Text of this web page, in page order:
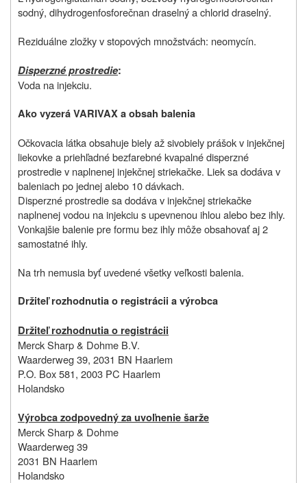
sodný, dihydrogenfosforečnan draselný a chlorid draselný.
Reziduálne zložky v stopových množstvách: neomycín.
Disperzné prostredie:
Voda na injekciu.
Ako vyzerá VARIVAX a obsah balenia
Očkovacia látka obsahuje biely až sivobiely prášok v injekčnej
liekovke a priehľadné bezfarebné kvapalné disperzné
prostredie v naplnenej injekčnej striekačke. Liek sa dodáva v
baleniach po jednej alebo 10 dávkach.
Disperzné prostredie sa dodáva v injekčnej striekačke
naplnenej vodou na injekciu s upevnenou ihlou alebo bez ihly.
Vonkajšie balenie pre formu bez ihly môže obsahovať aj 2
samostatné ihly.
Na trh nemusia byť uvedené všetky veľkosti balenia.
Držiteľ rozhodnutia o registrácii a výrobca
Držiteľ rozhodnutia o registrácii
Merck Sharp & Dohme B.V.
Waarderweg 39, 2031 BN Haarlem
P.O. Box 581, 2003 PC Haarlem
Holandsko
Výrobca zodpovedný za uvoľnenie šarže
Merck Sharp & Dohme
Waarderweg 39
2031 BN Haarlem
Holandsko